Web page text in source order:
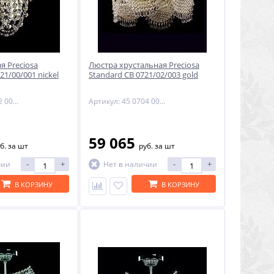
Preciosa
00/001 nickel
Артикул: 25 0702 001 04 00 00 01
за шт
- +
В КОРЗИНУ
Люстра хрустальная Preciosa
Standard CB 0721/02/003 gold
Артикул: 45 0704 003 07 00 06 35
59 065 руб.за шт
Нет в наличии
- +
В КОРЗИНУ